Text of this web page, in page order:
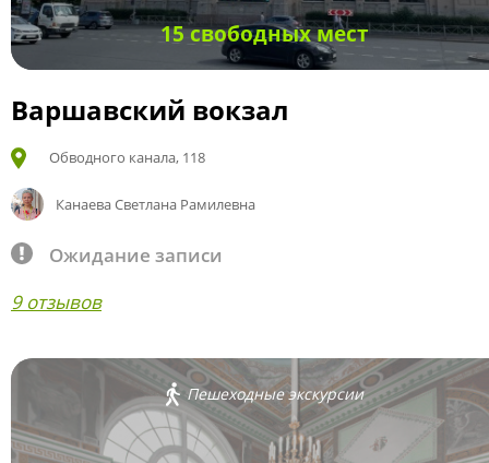
15 свободных мест
Варшавский вокзал
Обводного канала, 118
Канаева Светлана Рамилевна
Ожидание записи
9 отзывов
Пешеходные экскурсии